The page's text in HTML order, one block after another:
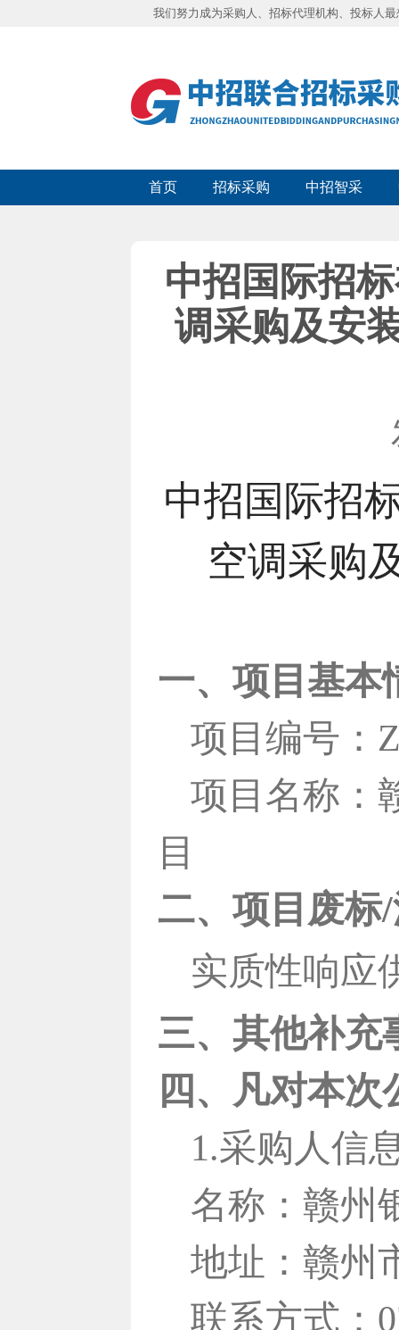
我们努力成为采购人、招标代理机构、投标人
首页 招标采购 中招智采
中招国际招
调采购及安
中招国际招
空调采购
一、项目基本
项目编号：
项目名称：
目
二、项目废标/
实质性响应
三、其他补充
四、凡对本
1.采购人信
名称：赣州
地址：赣州
联系方式：